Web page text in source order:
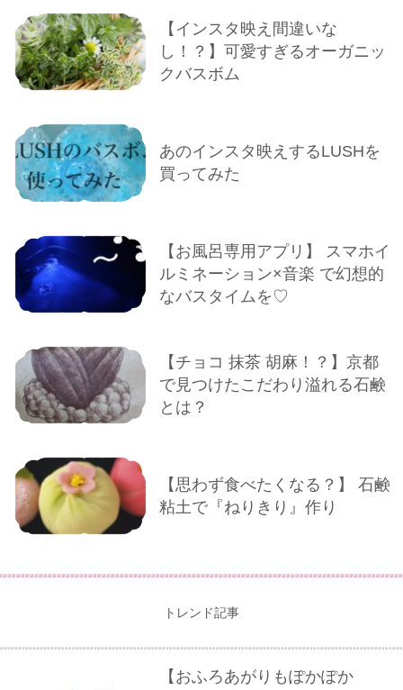
【インスタ映え間違いな
し！？】可愛すぎるオーガニッ
クバスボム
あのインスタ映えするLUSHを
買ってみた
【お風呂専用アプリ】 スマホイ
ルミネーション×音楽 で幻想的
なバスタイムを♡
【チョコ 抹茶 胡麻！？】京都
で見つけたこだわり溢れる石鹸
とは？
【思わず食べたくなる？】 石鹸
粘土で『ねりきり』作り
トレンド記事
【おふろあがりもぽかぽか